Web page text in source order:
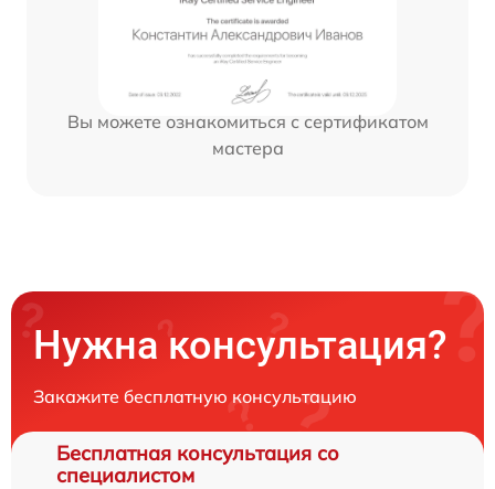
Вы можете ознакомиться с сертификатом
мастера
Нужна консультация?
Закажите бесплатную консультацию
Бесплатная консультация со
специалистом